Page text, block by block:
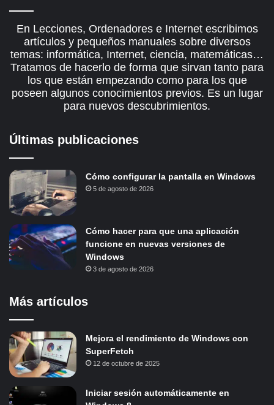
En Lecciones, Ordenadores e Internet escribimos
artículos y pequeños manuales sobre diversos
temas: informática, Internet, ciencia, matemáticas…
Tratamos de hacerlo de forma que sirvan tanto para
los que están empezando como para los que
poseen algunos conocimientos previos. Es un lugar
para nuevos descubrimientos.
Últimas publicaciones
Cómo configurar la pantalla en Windows
5 de agosto de 2026
Cómo hacer para que una aplicación
funcione en nuevas versiones de
Windows
3 de agosto de 2026
Más artículos
Mejora el rendimiento de Windows con
SuperFetch
12 de octubre de 2025
Iniciar sesión automáticamente en